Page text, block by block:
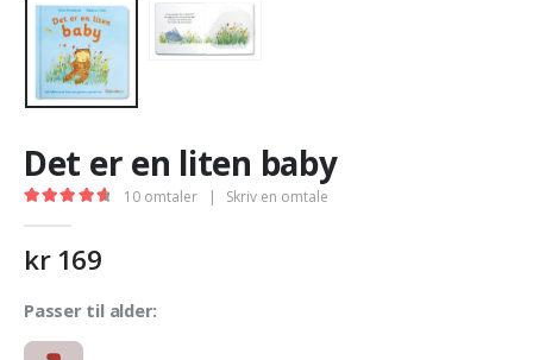
Det er en liten baby
10 omtaler | Skriv en omtale
kr169
Passer til alder: